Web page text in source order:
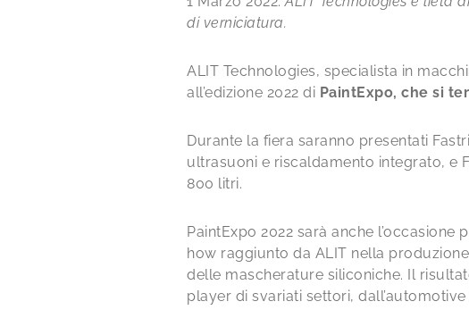
di verniciatura.
ALIT Technologies, specialista in
all’edizione 2022 di PaintExpo, che si
Durante la fiera saranno presentati
ultrasuoni e riscaldamento integrato, e
800 litri.
PaintExpo 2022 sarà anche
how raggiunto da ALIT nella
delle mascherature siliconiche. Il
player di svariati settori,